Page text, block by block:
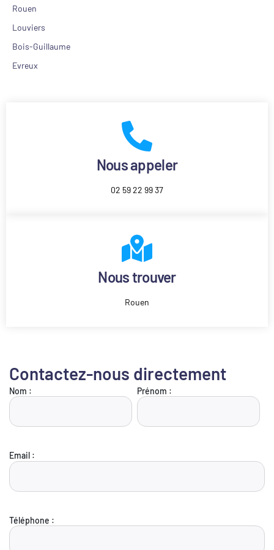
Rouen
Louviers
Bois-Guillaume
Evreux
Nous appeler
02 59 22 99 37
Nous trouver
Rouen
Contactez-nous directement
Nom : Prénom :
Email :
Téléphone :